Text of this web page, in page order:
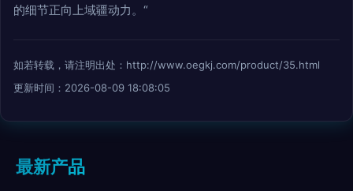
的细节正向上域疆动力。“
如若转载，请注明出处：http://www.oegkj.com/product/35.html
更新时间：2026-08-09 18:08:05
最新产品